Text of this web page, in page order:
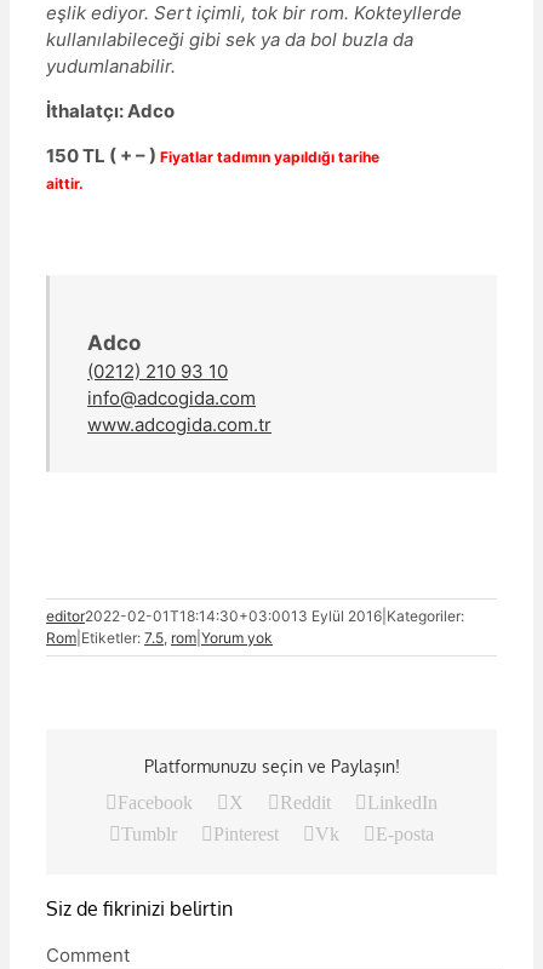
eşlik ediyor. Sert içimli, tok bir rom. Kokteyllerde
kullanılabileceği gibi sek ya da bol buzla da
yudumlanabilir.
İthalatçı: Adco
150 TL ( + – ) Fiyatlar tadımın yapıldığı tarihe
aittir.
Adco
(0212) 210 93 10
info@adcogida.com
www.adcogida.com.tr
editor2022-02-01T18:14:30+03:0013 Eylül 2016 Kategoriler:
Rom Etiketler: 7.5, rom Yorum yok
Platformunuzu seçin ve Paylaşın!
Facebook
X Reddit
LinkedIn
Tumblr
Pinterest Vk E-posta
Siz de fikrinizi belirtin
Comment